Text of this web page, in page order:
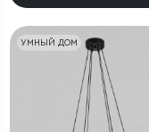
УМНЫЙ ДОМ